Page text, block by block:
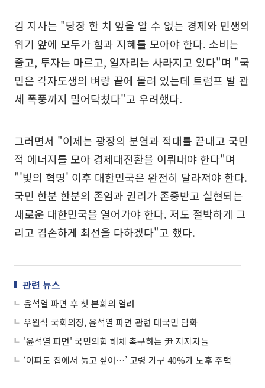
김 지사는 "당장 한 치 앞을 알 수 없는 경제와 민생의
위기 앞에 모두가 힘과 지혜를 모아야 한다. 소비는
줄고, 투자는 마르고, 일자리는 사라지고 있다"며 "국
민은 각자도생의 벼랑 끝에 몰려 있는데 트럼프 발 관
세 폭풍까지 밀어닥쳤다"고 우려했다.
그러면서 "이제는 광장의 분열과 적대를 끝내고 국민
적 에너지를 모아 경제대전환을 이뤄내야 한다"며
"'빛의 혁명' 이후 대한민국은 완전히 달라져야 한다.
국민 한분 한분의 존엄과 권리가 존중받고 실현되는
새로운 대한민국을 열어가야 한다. 저도 절박하게 그
리고 겸손하게 최선을 다하겠다"고 했다.
관련 뉴스
윤석열 파면 후 첫 본회의 열려
우원식 국회의장, 윤석열 파면 관련 대국민 담화
'윤석열 파면' 국민의힘 해체 촉구하는 尹 지지자들
‘아파도 집에서 늙고 싶어…’ 고령 가구 40%가 노후 주택